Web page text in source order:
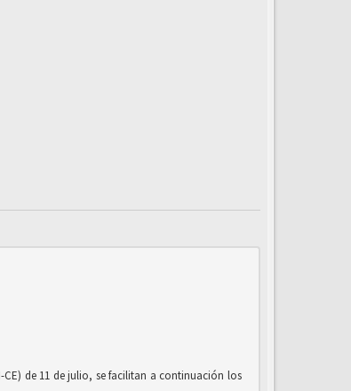
de 11 de julio, se facilitan a continuación los